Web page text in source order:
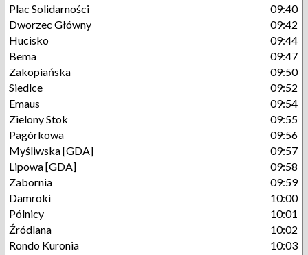
Plac Solidarności
09:40
Dworzec Główny
09:42
Hucisko
09:44
Bema
09:47
Zakopiańska
09:50
Siedlce
09:52
Emaus
09:54
Zielony Stok
09:55
Pagórkowa
09:56
Myśliwska [GDA]
09:57
Lipowa [GDA]
09:58
Zabornia
09:59
Damroki
10:00
Pólnicy
10:01
Źródlana
10:02
Rondo Kuronia
10:03